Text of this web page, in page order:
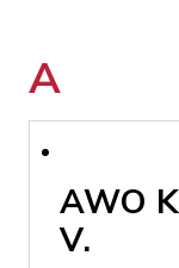
A
AWO
V.